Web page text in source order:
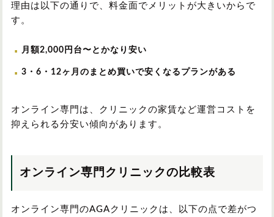
理由は以下の通りで、料金面でメリットが大きいからで
す。
月額2,000円台〜とかなり安い
3・6・12ヶ月のまとめ買いで安くなるプランがある
オンライン専門は、クリニックの家賃など運営コストを
抑えられる分安い傾向があります。
オンライン専門クリニックの比較表
オンライン専門のAGAクリニックは、以下の点で差がつ